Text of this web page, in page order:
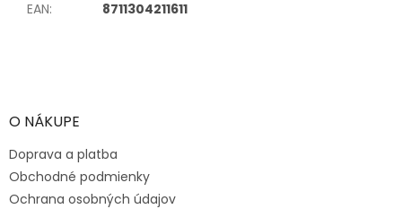
EAN: 8711304211611
ä
e
O NÁKUPE
Doprava a platba
Obchodné podmienky
Ochrana osobných údajov